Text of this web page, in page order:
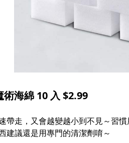
術海綿 10 入 $2.99
帶走，又會越變越小到不見～習
建議還是用專門的清潔劑唷～